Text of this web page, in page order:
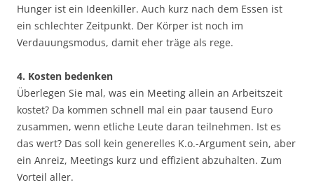
Hunger ist ein Ideenkiller. Auch kurz nach dem Essen ist
ein schlechter Zeitpunkt. Der Körper ist noch im
Verdauungsmodus, damit eher träge als rege.
4. Kosten bedenken
Überlegen Sie mal, was ein Meeting allein an Arbeitszeit
kostet? Da kommen schnell mal ein paar tausend Euro
zusammen, wenn etliche Leute daran teilnehmen. Ist es
das wert? Das soll kein generelles K.o.-Argument sein, aber
ein Anreiz, Meetings kurz und effizient abzuhalten. Zum
Vorteil aller.